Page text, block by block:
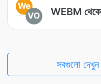
We
VO
WEBM
সবগুলো দেখুন